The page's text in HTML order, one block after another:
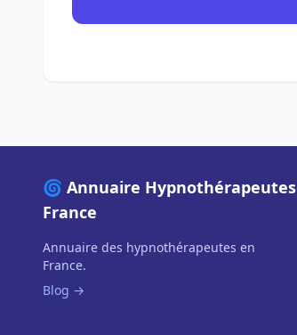
🌀 Annuaire Hypnothérapeutes
France
Annuaire des hypnothérapeutes en
France.
Blog →